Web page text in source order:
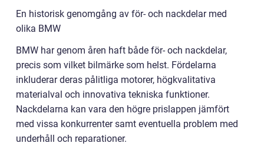
En historisk genomgång av för- och nackdelar med
olika BMW
BMW har genom åren haft både för- och nackdelar,
precis som vilket bilmärke som helst. Fördelarna
inkluderar deras pålitliga motorer, högkvalitativa
materialval och innovativa tekniska funktioner.
Nackdelarna kan vara den högre prislappen jämfört
med vissa konkurrenter samt eventuella problem med
underhåll och reparationer.